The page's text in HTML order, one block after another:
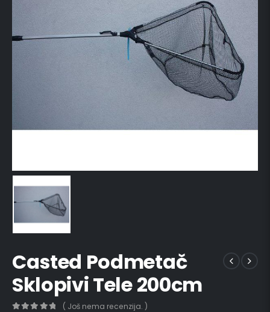
Casted Podmetač
Sklopivi Tele 200cm
( Još nema recenzija. )